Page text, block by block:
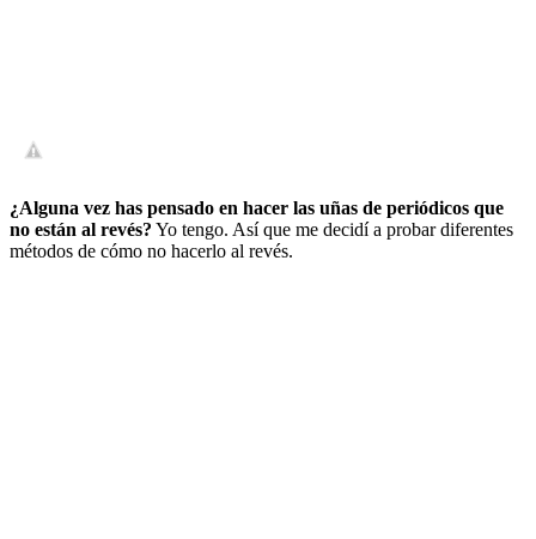
¿Alguna vez has pensado en hacer las uñas de periódicos que
no están al revés? Yo tengo. Así que me decidí a probar diferentes
métodos de cómo no hacerlo al revés.